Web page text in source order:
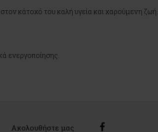
κάτοχό του καλή υγεία και χαρούμενη ζωή.
ενεργοποίησης.
Ακολουθήστε μας